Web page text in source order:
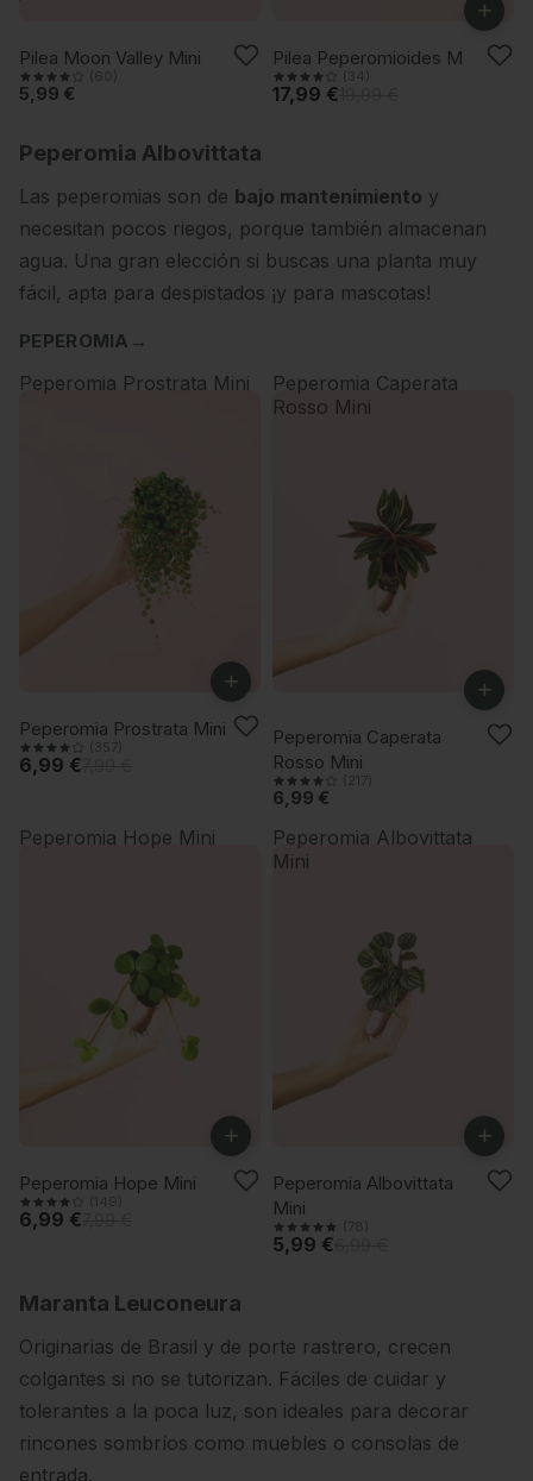
VUELVE PRONTO
Pilea Moon Valley Mini
(60)
5,99 €
-10%
+
Pilea Peperomioides M
(34)
17,99 €
Peperomia Albovittata
Las peperomias son de bajo mantenimiento y
necesitan pocos riegos, porque también almacenan
agua. Una gran elección si buscas una planta muy
fácil, apta para despistados ¡y para mascotas!
PEPEROMIA →
Peperomia Prostrata Mini
-12%
+
Peperomia Prostrata Mini
(357)
6,99 €
Peperomia Caperata
Rosso Mini
+
Peperomia Caperata
Rosso Mini
(217)
6,99 €
Peperomia Hope Mini
-12%
+
Peperomia Hope Mini
(149)
6,99 €
Peperomia Albovittata
Mini
-14%
+
Peperomia Albovittata
Mini
(78)
5,99 €
Maranta Leuconeura
Originarias de Brasil y de porte rastrero, crecen
colgantes si no se tutorizan. Fáciles de cuidar y
tolerantes a la poca luz, son ideales para decorar
rincones sombríos como muebles o consolas de
entrada.